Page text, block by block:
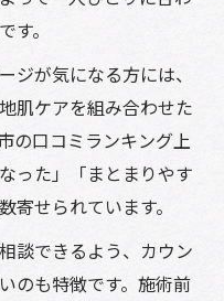
。
ジが気になる方には、
肌ケアを組み合わせた
の口コミランキング上
った」「まとまりやす
寄せられています。
談できるよう、カウン
のも特徴です。施術前